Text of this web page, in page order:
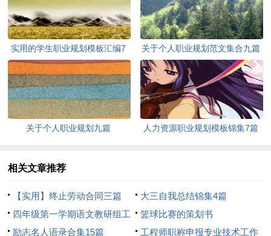
实用的学生职业规划模板汇编7
篇
关于个人职业规划范文集合九篇
关于个人职业规划九篇 人力资源职业规划模板锦集7篇
相关文章推荐
【实用】终止劳动合同三篇
大三自我总结锦集4篇
四年级第一学期语文教研组工
作计划
篮球比赛的策划书
励志名人语录合集15篇
工程师职称申报专业技术工作